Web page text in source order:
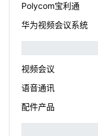
Polycom宝利通
华为视频会议系统
视频会议
语音通讯
配件产品